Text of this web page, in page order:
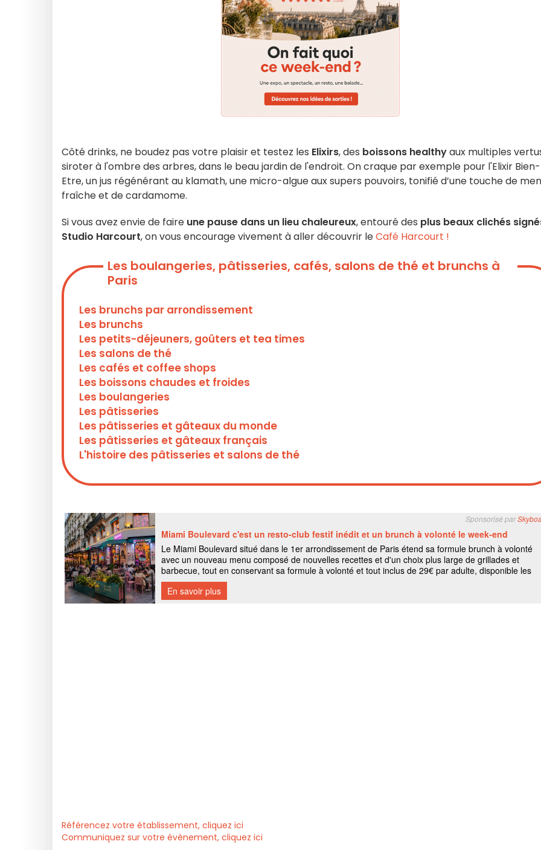
Côté drinks, ne boudez pas votre plaisir et testez les Elixirs, des boissons healthyaux multiples
siroter à l'ombre des arbres, dans le beau jardin de l'endroit. On craque par exemple pour l'Elixir Bien-
Etre, un jus régénérant au klamath, une micro-algue aux supers pouvoirs, tonifié d’une touche de
fraîche et de cardamome.
Si vous avez envie de faire une pause dans un lieu chaleureux, entouré des plus beaux clichés
Studio Harcourt, on vous encourage vivement à aller découvrir leCafé Harcourt !
Les boulangeries, pâtisseries, cafés, salons de thé et brunchs à
Paris
Les brunchs par arrondissement
Les brunchs
Les petits-déjeuners, goûters et tea times
Les salons de thé
Les cafés et coffee shops
Les boissons chaudes et froides
Les boulangeries
Les pâtisseries
Les pâtisseries et gâteaux du monde
Les pâtisseries et gâteaux français
L'histoire des pâtisseries et salons de thé
Référencez votre établissement, cliquez ici
Communiquez sur votre évènement, cliquez ici